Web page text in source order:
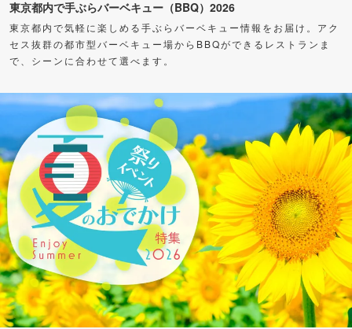
東京都内で手ぶらバーベキュー（BBQ）2026
東京都内で気軽に楽しめる手ぶらバーベキュー情報をお届け。アク
セス抜群の都市型バーベキュー場からBBQができるレストランま
で、シーンに合わせて選べます。